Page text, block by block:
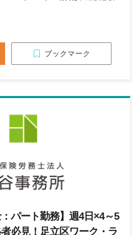
ブックマーク
：パート勤務】週4日×4～5
必見！足立区ワーク・ラ